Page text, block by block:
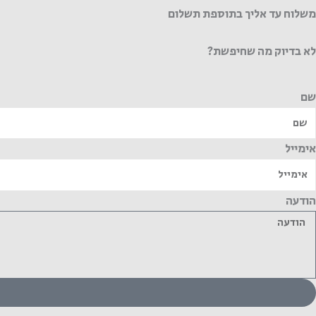
משלוח עד אליך בתוספת תשלום
לא בדיוק מה שחיפשת?
שם
אימייל
הודעה